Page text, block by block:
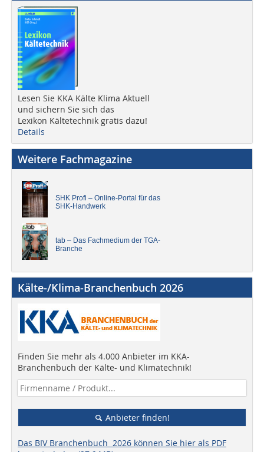
Lesen Sie KKA Kälte Klima Aktuell
und sichern Sie sich das
Lexikon Kältetechnik gratis dazu!
Details
Weitere Fachmagazine
SHK Profi – Online-Portal für das
SHK-Handwerk
tab – Das Fachmedium der TGA-
Branche
Kälte-/Klima-Branchenbuch 2026
Finden Sie mehr als 4.000 Anbieter im KKA-
Branchenbuch der Kälte- und Klimatechnik!
Anbieter finden!
Das BIV Branchenbuch 2026 können Sie hier als PDF